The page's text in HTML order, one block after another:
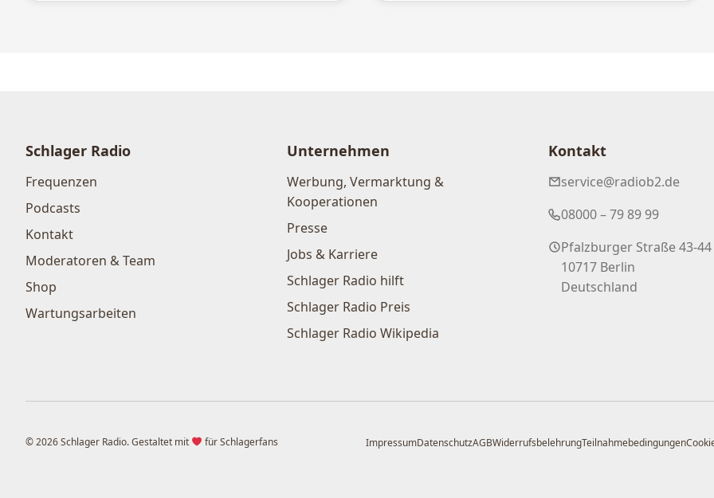
Schlager Radio
Frequenzen
Podcasts
Kontakt
Moderatoren & Team
Shop
Wartungsarbeiten
Unternehmen
Werbung, Vermarktung &
Kooperationen
Presse
Jobs & Karriere
Schlager Radio hilft
Schlager Radio Preis
Schlager Radio Wikipedia
Kontakt
service@radiob2.de
08000 – 79 89 99
Pfalzburger Straße 43-44
10717 Berlin
Deutschland
© 2026 Schlager Radio. Gestaltet mit für Schlagerfans ImpressumDatenschutzAGBWiderrufsbelehrungTeilnahmebedingungen